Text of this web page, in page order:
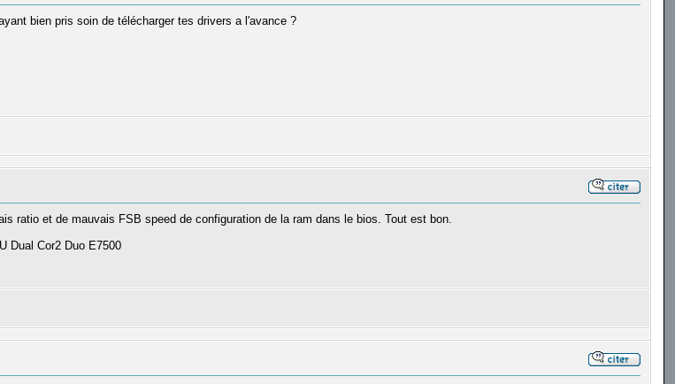
bien pris soin de télécharger tes drivers a l'avance ?
ratio et de mauvais FSB speed de configuration de la ram dans le bios. Tout est bon.
Dual Cor2 Duo E7500